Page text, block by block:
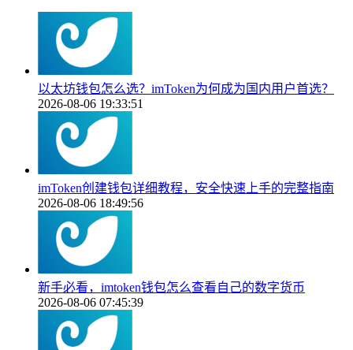
以太坊钱包怎么选？imToken为何成为国内用户首选？
2026-08-06 19:33:51
imToken创建钱包详细教程，安全快速上手的完整指南
2026-08-06 18:49:56
新手必看，imtoken钱包怎么查看自己的数字货币
2026-08-06 07:45:39